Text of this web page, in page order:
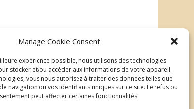
Manage Cookie Consent
expérience possible, nous utilisons des technologies
stocker et/ou accéder aux informations de votre appareil.
vous nous autorisez à traiter des données telles que
navigation ou vos identifiants uniques sur ce site. Le refus ou
peut affecter certaines fonctionnalités.